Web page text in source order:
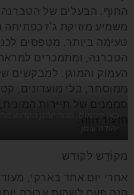
החוף. הבעלים של
משמיע מוזיקת ג’ז כפתיחה
טעימה ביותר. מטפסים
הטברנה, ומתמכרים
העמוק והמוגן. למבקשים
ממוסחר, בלי מועדונים,
סממנים של תיירות
הזעיר הזה.
באי פטמוס. מנזר יוחנן הקדוש
מקוֹדֶש לקודש
אחרי יום אחד בארקי,